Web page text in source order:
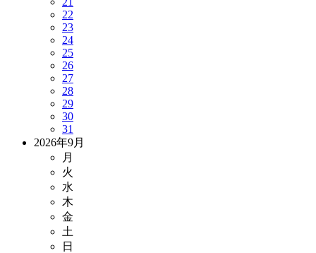
22
23
24
25
26
27
28
29
30
31
2026年9月
月
火
水
木
金
土
日